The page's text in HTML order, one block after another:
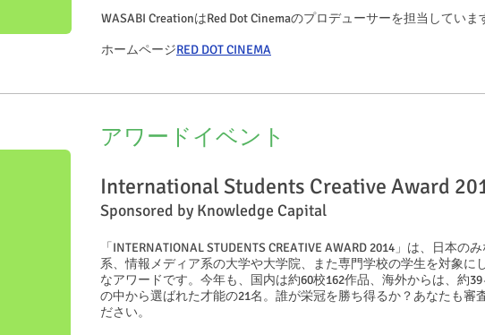
WASABI CreationはRed Dot Cinemaのプロデューサーを担当していま
ホームページRED DOT CINEMA
アワードイベント
International Students Creative Award
Sponsored by Knowledge Capital
「INTERNATIONAL STUDENTS CREATIVE AWARD 2014」は、日本
系、情報メディア系の大学や大学院、また専門学校の学生を対象に
なアワードです。今年も、国内は約60校162作品、海外からは、約
の中から選ばれた才能の21名。誰が栄冠を勝ち得るか？あなたも審
ださい。